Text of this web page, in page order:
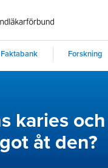
Faktabank Forskning
karies
åt den?